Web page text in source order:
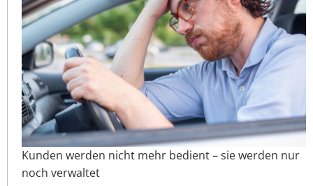
Kunden werden nicht mehr bedient – sie werden nur
noch verwaltet